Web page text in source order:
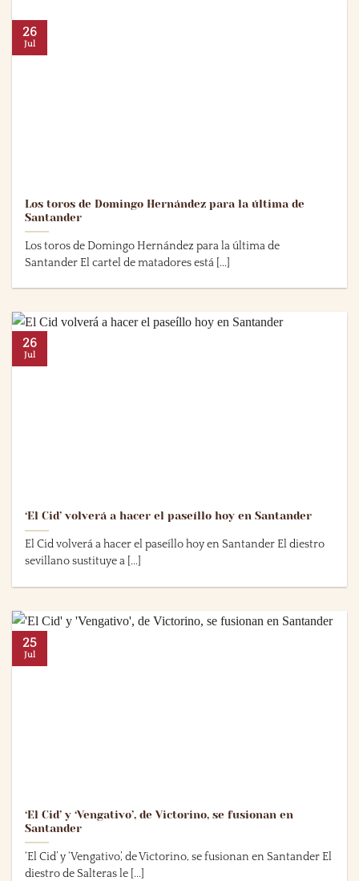
Los toros de Domingo Hernández para la última de
Santander
Los toros de Domingo Hernández para la última de
Santander El cartel de matadores está [...]
26
Jul
‘El Cid’ volverá a hacer el paseíllo hoy en Santander
El Cid volverá a hacer el paseíllo hoy en Santander El diestro
sevillano sustituye a [...]
26
Jul
‘El Cid’ y ‘Vengativo’, de Victorino, se fusionan en
Santander
‘El Cid’ y ‘Vengativo’, de Victorino, se fusionan en Santander El
diestro de Salteras le [...]
25
Jul